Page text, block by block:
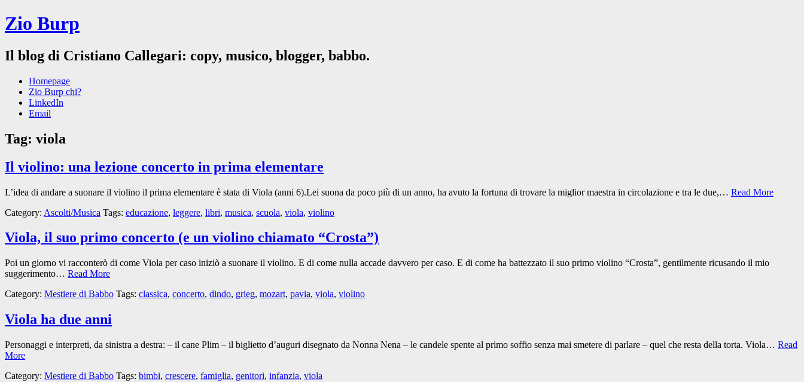
Zio Burp
Il blog di Cristiano Callegari: copy, musico, blogger, babbo.
Homepage
Zio Burp chi?
LinkedIn
Email
Tag: viola
Il violino: una lezione concerto in prima elementare
L’idea di andare a suonare il violino il prima elementare è stata di Viola (anni 6).Lei suona da poco più di un anno, ha avuto la fortuna di trovare la miglior maestra in circolazione e tra le due,… Read More
Category: Ascolti/Musica Tags: educazione, leggere, libri, musica, scuola, viola, violino
Viola, il suo primo concerto (e un violino chiamato “Crosta”)
Poi un giorno vi racconterò di come Viola per caso iniziò a suonare il violino. E di come nulla accade davvero per caso. E di come ha battezzato il suo primo violino “Crosta”, gentilmente ricusando il mio
suggerimento… Read More
Category: Mestiere di Babbo Tags: classica, concerto, dindo, grieg, mozart, pavia, viola, violino
Viola ha due anni
Personaggi e interpreti, da sinistra a destra: – il cane Plim – il biglietto d’auguri disegnato da Nonna Nena – le candele spente al primo soffio senza mai smetere di parlare – quel che resta della torta. Viola… Read
More
Category: Mestiere di Babbo Tags: bimbi, crescere, famiglia, genitori, infanzia, viola